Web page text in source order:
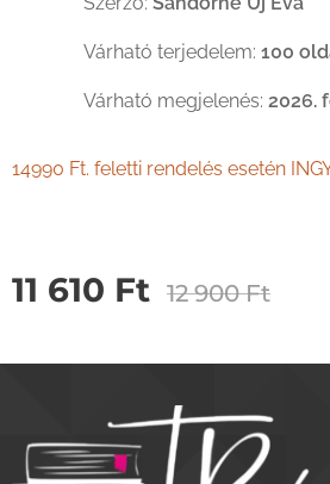
Várható terjedelem: 100
Várható megjelenés: 2026.
14990 Ft. feletti rendelés esetén
11 610 Ft 12 900Ft